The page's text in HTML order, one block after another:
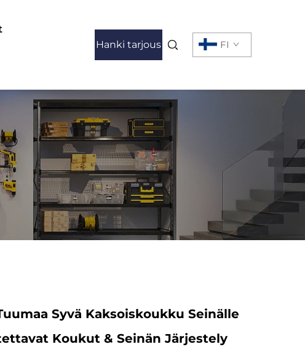
Hanki tarjous FI
Syvä Kaksoiskoukku Seinälle
Koukut & Seinän Järjestely